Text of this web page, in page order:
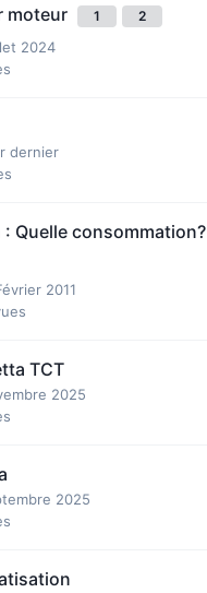
moteur 1 2
2024
dernier
: Quelle consommation?
2011
TCT
2025
2025